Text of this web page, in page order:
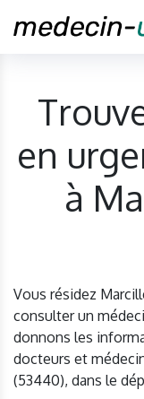
en
à
Vous résidez
consulter un
donnons les
docteurs et
(53440), dans le